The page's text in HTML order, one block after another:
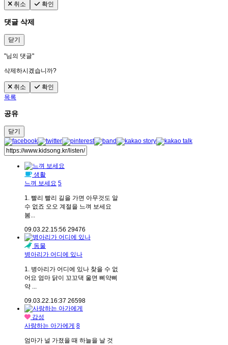
취소 확인
댓글 삭제
닫기
"님의 댓글"
삭제하시겠습니까?
취소
확인
목록
공유
닫기
생활
느껴 보세요 5
1. 빨리 빨리 길을 가면 아무것도 알
수 없죠 오오 계절을 느껴 보세요
봄...
09.03.22.15:56 29476
동물
병아리가 어디에 있나
1. 병아리가 어디에 있나 찾을 수 없
어요 엄마 닭이 꼬꼬댁 울면 삐약삐
약 ...
09.03.22.16:37 26598
감성
사랑하는 아가에게 8
엄마가 널 가졌을 때 하늘을 날 것